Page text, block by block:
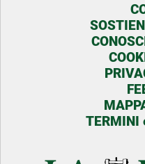
TERMINI